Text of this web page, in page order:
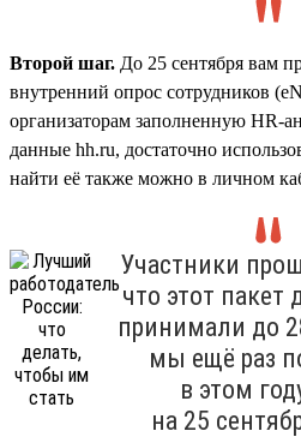
Второй шаг. До 25 сентября вам
внутренний опрос сотрудников
организаторам заполненную HR-
данные hh.ru, достаточно
найти её также можно в личном
Участники
что этот
принимали до
мы ещё раз
в этом
на 25